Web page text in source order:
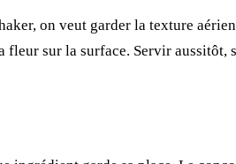
on veut garder la texture
fleur sur la surface. Servir